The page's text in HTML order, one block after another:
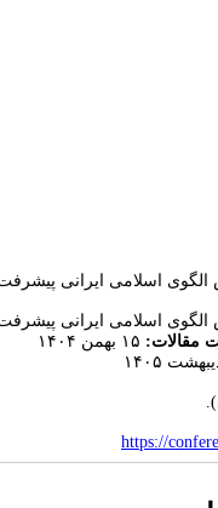
الگوی اسلامی ایرانی
الگوی اسلامی ایرانی
مقالات: